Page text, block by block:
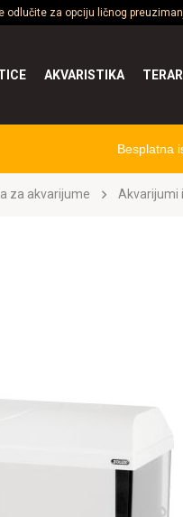
odlučite za opciju ličnog
AKVARISTIKA
Besplatna
za akvarijume Akvarijumi